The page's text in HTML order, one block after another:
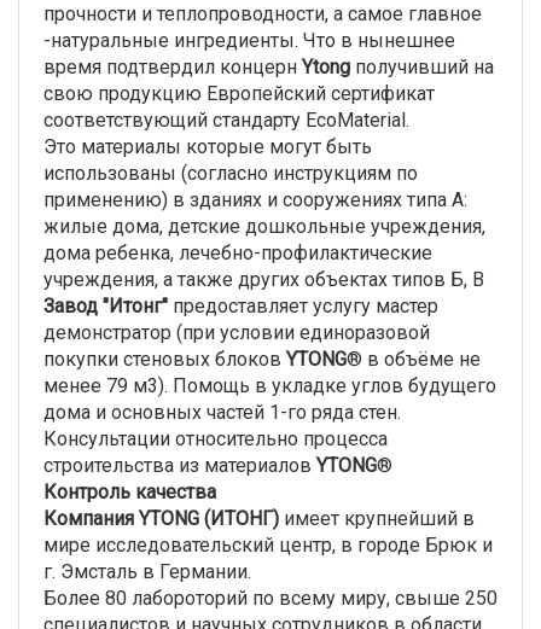
прочности и теплопроводности, а самое главное
-натуральные ингредиенты. Что в нынешнее
время подтвердил концернYtong получивший на
свою продукцию Европейский сертификат
соответствующий стандарту EcoMaterial.
Это материалы которые могут быть
использованы (согласно инструкциям по
применению) в зданиях и сооружениях типа А:
жилые дома, детские дошкольные учреждения,
дома ребенка, лечебно-профилактические
учреждения, а также других объектах типов Б, В
Завод "Итонг" предоставляет услугу мастер
демонстратор (при условии единоразовой
покупки стеновых блоков YTONG® в объёме не
менее 79 м3). Помощь в укладке углов будущего
дома и основных частей 1-го ряда стен.
Консультации относительно процесса
строительства из материаловYTONG®
Контроль качества
Компания YTONG (ИТОНГ) имеет крупнейший в
мире исследовательский центр, в городе Брюк и
г. Эмсталь в Германии.
Более 80 лабороторий по всему миру, свыше 250